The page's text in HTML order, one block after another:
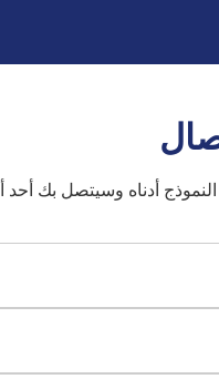
أدناه وسيتصل بك